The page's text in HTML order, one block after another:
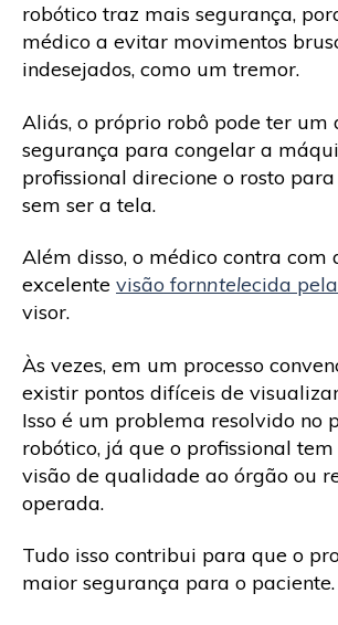
robótico traz mais segurança,
médico a evitar movimentos
indesejados, como um tremor.
Aliás, o próprio robô pode ter um
segurança para congelar a
profissional direcione o rosto
sem ser a tela.
Além disso, o médico contra
excelente visão fornntelecida
visor.
Às vezes, em um processo
existir pontos difíceis de
Isso é um problema resolvido no
robótico, já que o profissional
visão de qualidade ao órgão ou
operada.
Tudo isso contribui para que o
maior segurança para o paciente.